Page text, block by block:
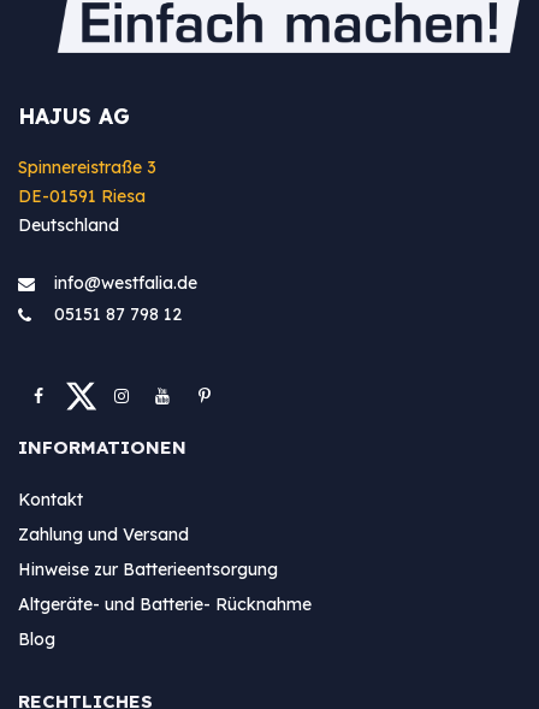
HAJUS AG
Spinnereistraße 3
DE-01591 Riesa
Deutschland
info@westfa​lia.de
05151 87 798 12
INFORMATIONEN
Kontakt
Zahlung und Versand
Hinweise zur Batterieentsorgung
Altgeräte- und Batterie- Rücknahme
Blog
RECHTLICHES